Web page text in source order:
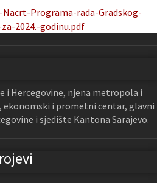
Programa-rada-Gradskog-
2024.-godinu.pdf
i Hercegovine, njena metropola i
ekonomski i prometni centar, glavni
i sjedište Kantona Sarajevo.